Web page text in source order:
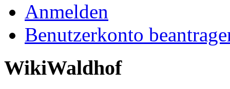
Anmelden
Benutzerkonto
WikiWaldhof